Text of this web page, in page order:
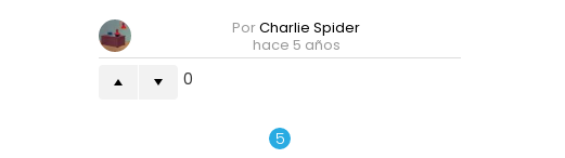
PorCharlie Spider
hace 5 años
0